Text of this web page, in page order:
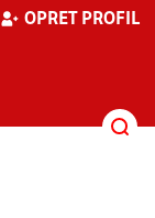
OPRET PROFIL